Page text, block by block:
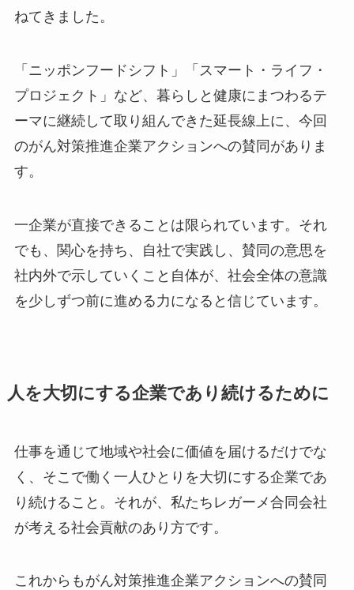
ねてきました。
「ニッポンフードシフト」「スマート・ライフ・
プロジェクト」など、暮らしと健康にまつわるテ
ーマに継続して取り組んできた延長線上に、今回
のがん対策推進企業アクションへの賛同がありま
す。
一企業が直接できることは限られています。それ
でも、関心を持ち、自社で実践し、賛同の意思を
社内外で示していくこと自体が、社会全体の意識
を少しずつ前に進める力になると信じています。
人を大切にする企業であり続けるために
仕事を通じて地域や社会に価値を届けるだけでな
く、そこで働く一人ひとりを大切にする企業であ
り続けること。それが、私たちレガーメ合同会社
が考える社会貢献のあり方です。
これからもがん対策推進企業アクションへの賛同